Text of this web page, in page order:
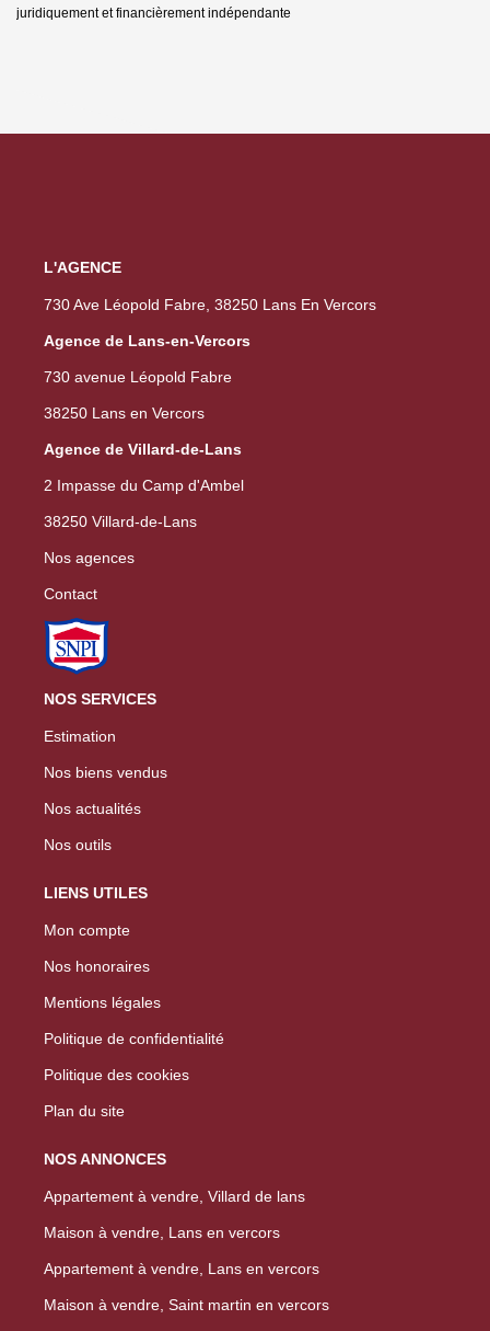
juridiquement et financièrement indépendante
L'AGENCE
730 Ave Léopold Fabre, 38250 Lans En Vercors
Agence de Lans-en-Vercors
730 avenue Léopold Fabre
38250 Lans en Vercors
Agence de Villard-de-Lans
2 Impasse du Camp d'Ambel
38250 Villard-de-Lans
Nos agences
Contact
NOS SERVICES
Estimation
Nos biens vendus
Nos actualités
Nos outils
LIENS UTILES
Mon compte
Nos honoraires
Mentions légales
Politique de confidentialité
Politique des cookies
Plan du site
NOS ANNONCES
Appartement à vendre, Villard de lans
Maison à vendre, Lans en vercors
Appartement à vendre, Lans en vercors
Maison à vendre, Saint martin en vercors